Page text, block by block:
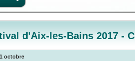
d'Aix-les-Bains 2017 -
octobre